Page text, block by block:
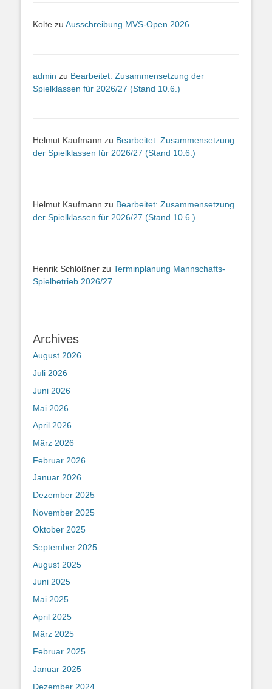
Kolte zu Ausschreibung MVS-Open 2026
admin zu Bearbeitet: Zusammensetzung der
Spielklassen für 2026/27 (Stand 10.6.)
Helmut Kaufmann zu Bearbeitet: Zusammensetzung
der Spielklassen für 2026/27 (Stand 10.6.)
Helmut Kaufmann zu Bearbeitet: Zusammensetzung
der Spielklassen für 2026/27 (Stand 10.6.)
Henrik Schlößner zu Terminplanung Mannschafts-
Spielbetrieb 2026/27
Archives
August 2026
Juli 2026
Juni 2026
Mai 2026
April 2026
März 2026
Februar 2026
Januar 2026
Dezember 2025
November 2025
Oktober 2025
September 2025
August 2025
Juni 2025
Mai 2025
April 2025
März 2025
Februar 2025
Januar 2025
Dezember 2024